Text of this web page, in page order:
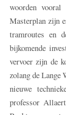
woorden
Masterplan zijn
tramroutes en
bijkomende
vervoer zijn de
zolang de Lange
nieuwe
professor